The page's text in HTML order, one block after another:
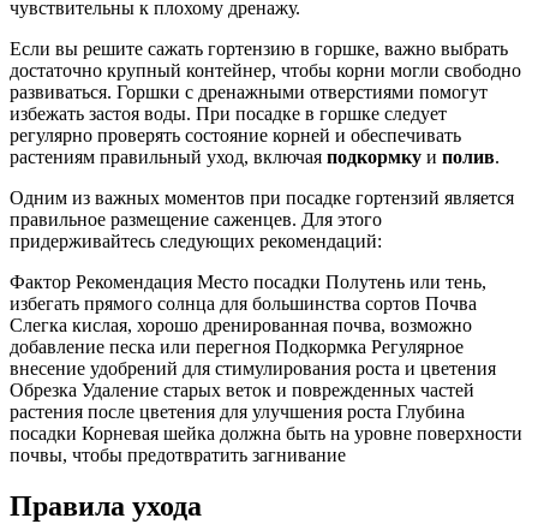
чувствительны к плохому дренажу.
Если вы решите сажать гортензию в горшке, важно выбрать
достаточно крупный контейнер, чтобы корни могли свободно
развиваться. Горшки с дренажными отверстиями помогут
избежать застоя воды. При посадке в горшке следует
регулярно проверять состояние корней и обеспечивать
растениям правильный уход, включая подкормку и полив.
Одним из важных моментов при посадке гортензий является
правильное размещение саженцев. Для этого
придерживайтесь следующих рекомендаций:
Фактор Рекомендация Место посадки Полутень или тень,
избегать прямого солнца для большинства сортов Почва
Слегка кислая, хорошо дренированная почва, возможно
добавление песка или перегноя Подкормка Регулярное
внесение удобрений для стимулирования роста и цветения
Обрезка Удаление старых веток и поврежденных частей
растения после цветения для улучшения роста Глубина
посадки Корневая шейка должна быть на уровне поверхности
почвы, чтобы предотвратить загнивание
Правила ухода